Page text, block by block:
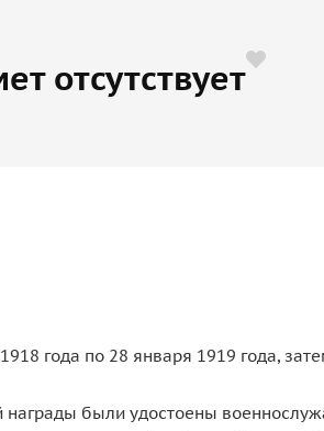
отсутствует
года по 28 января 1919 года,
были удостоены